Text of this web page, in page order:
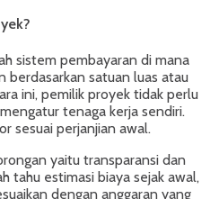
sistem pembayaran di mana
berdasarkan satuan luas atau
ini, pemilik proyek tidak perlu
tenaga kerja sendiri.
sesuai perjanjian awal.
yaitu transparansi dan
tahu estimasi biaya sejak awal,
dengan anggaran yang